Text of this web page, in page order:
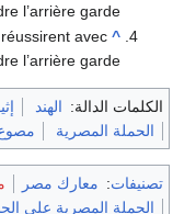
l’arrière garde.
^
avec
l’arrière garde.
الكلمات الدالة: الهند
الحملة المصرية
تصنيفات: معارك مصر
الحملة المصرية على